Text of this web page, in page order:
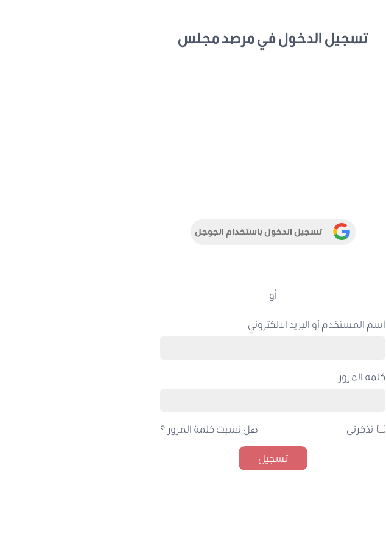
تسجيل الدخول في مرصد مجلس
تسجيل الدخول باستخدام الجوجل
أو
اسم المستخدم أو البريد الالكتروني
كلمة المرور
تذكرنى هل نسيت كلمة المرور ؟